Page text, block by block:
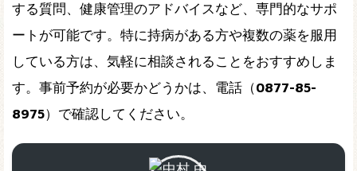
する質問、健康管理のアドバイスなど、専門的なサポ
ートが可能です。特に持病がある方や複数の薬を服用
している方は、気軽に相談されることをおすすめしま
す。事前予約が必要かどうかは、電話（0877-85-
8975）で確認してください。